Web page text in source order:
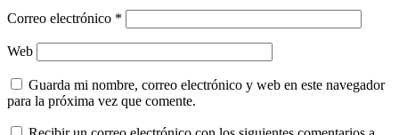
Correo electrónico *
Web
Guarda mi nombre, correo electrónico y web en este navegador
para la próxima vez que comente.